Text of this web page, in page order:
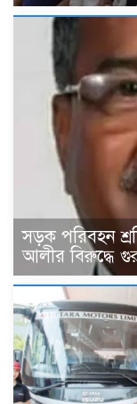
সড়ক পরিবহন
আলীর বিরুদ্ধে